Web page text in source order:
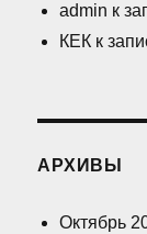
admin к
КЕК к
АРХИВЫ
Октябрь